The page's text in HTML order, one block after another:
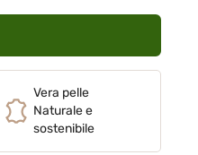
Vera pelle
Naturale e
sostenibile